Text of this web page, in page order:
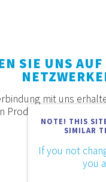
NOTE! THIS
SIMILAR
If you not
you
SIE UNS
mit uns
Produkte, Angebote